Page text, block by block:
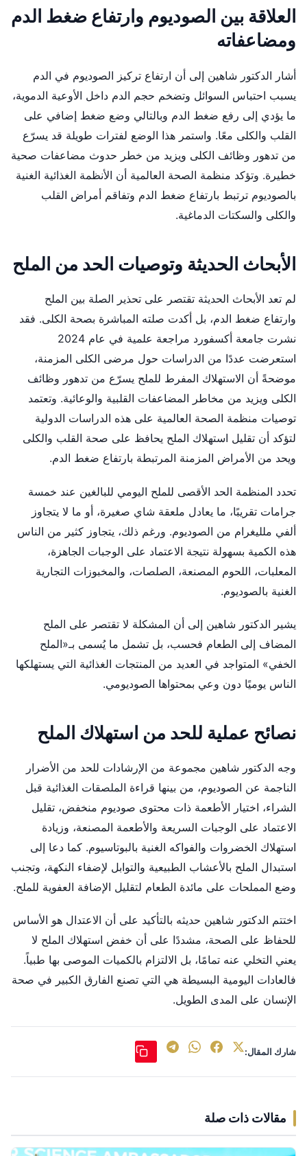
العلاقة بين الصوديوم وارتفاع ضغط الدم
ومضاعفاته
أشار الدكتور شاهين إلى أن ارتفاع تركيز الصوديوم في الدم
يسبب احتباس السوائل وتضخم حجم الدم داخل الأوعية الدموية،
ما يؤدي إلى رفع ضغط الدم وبالتالي وضع ضغط إضافي على
القلب والكلى معًا. واستمر هذا الوضع لفترات طويلة قد يسرّع
من تدهور وظائف الكلى ويزيد من خطر حدوث مضاعفات صحية
خطيرة. وتؤكد منظمة الصحة العالمية أن الأنظمة الغذائية الغنية
بالصوديوم ترتبط بارتفاع ضغط الدم وتفاقم أمراض القلب
والكلى والسكتات الدماغية.
الأبحاث الحديثة وتوصيات الحد من الملح
لم تعد الأبحاث الحديثة تقتصر على تحذير الصلة بين الملح
وارتفاع ضغط الدم، بل أكدت صلته المباشرة بصحة الكلى. فقد
نشرت جامعة أكسفورد مراجعة علمية في عام 2024
استعرضت عددًا من الدراسات حول مرضى الكلى المزمنة،
موضحةً أن الاستهلاك المفرط للملح يسرّع من تدهور وظائف
الكلى ويزيد من مخاطر المضاعفات القلبية والوعائية. وتعتمد
توصيات منظمة الصحة العالمية على هذه الدراسات الدولية
لتؤكد أن تقليل استهلاك الملح يحافظ على صحة القلب والكلى
ويحد من الأمراض المزمنة المرتبطة بارتفاع ضغط الدم.
تحدد المنظمة الحد الأقصى للملح اليومي للبالغين عند خمسة
جرامات تقريبًا، ما يعادل ملعقة شاي صغيرة، أو ما لا يتجاوز
ألفي ملليغرام من الصوديوم. ورغم ذلك، يتجاوز كثير من الناس
هذه الكمية بسهولة نتيجة الاعتماد على الوجبات الجاهزة،
المعلبات، اللحوم المصنعة، الصلصات، والمخبوزات التجارية
الغنية بالصوديوم.
يشير الدكتور شاهين إلى أن المشكلة لا تقتصر على الملح
المضاف إلى الطعام فحسب، بل تشمل ما يُسمى بـ«الملح
الخفي» المتواجد في العديد من المنتجات الغذائية التي يستهلكها
الناس يوميًا دون وعي بمحتواها الصوديومي.
نصائح عملية للحد من استهلاك الملح
وجه الدكتور شاهين مجموعة من الإرشادات للحد من الأضرار
الناجمة عن الصوديوم، من بينها قراءة الملصقات الغذائية قبل
الشراء، اختيار الأطعمة ذات محتوى صوديوم منخفض، تقليل
الاعتماد على الوجبات السريعة والأطعمة المصنعة، وزيادة
استهلاك الخضروات والفواكه الغنية بالبوتاسيوم. كما دعا إلى
استبدال الملح بالأعشاب الطبيعية والتوابل لإضفاء النكهة، وتجنب
وضع المملحات على مائدة الطعام لتقليل الإضافة العفوية للملح.
اختتم الدكتور شاهين حديثه بالتأكيد على أن الاعتدال هو الأساس
للحفاظ على الصحة، مشددًا على أن خفض استهلاك الملح لا
يعني التخلي عنه تمامًا، بل الالتزام بالكميات الموصى بها طبياً.
فالعادات اليومية البسيطة هي التي تصنع الفارق الكبير في صحة
الإنسان على المدى الطويل.
شارك المقال:
مقالات ذات صلة